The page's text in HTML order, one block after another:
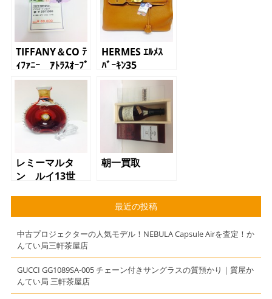
TIFFANY＆CO ﾃ
ｨﾌｧﾆｰ ｱﾄﾗｽｵｰﾌﾟ
ﾝﾘﾝｸﾞ
HERMES ｴﾙﾒｽ
ﾊﾞｰｷﾝ35
レミーマルタ
ン ルイ13世
朝一買取
最近の投稿
中古プロジェクターの人気モデル！NEBULA Capsule Airを査定！か
んてい局三軒茶屋店
GUCCI GG1089SA-005 チェーン付きサングラスの質預かり｜質屋か
んてい局 三軒茶屋店